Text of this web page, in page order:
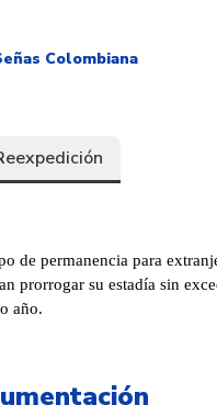
Colombiana
de permanencia para
prorrogar su estadía sin
año.